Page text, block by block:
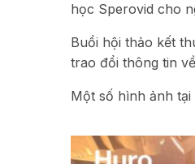
học Sperovid cho
Buổi hội thảo kết
trao đổi thông tin
Một số hình ảnh tại